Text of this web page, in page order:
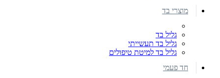
מוצרי בד
גליל בד
גליל בד תעשייתי
גליל בד למיטת טיפולים
חד פעמי